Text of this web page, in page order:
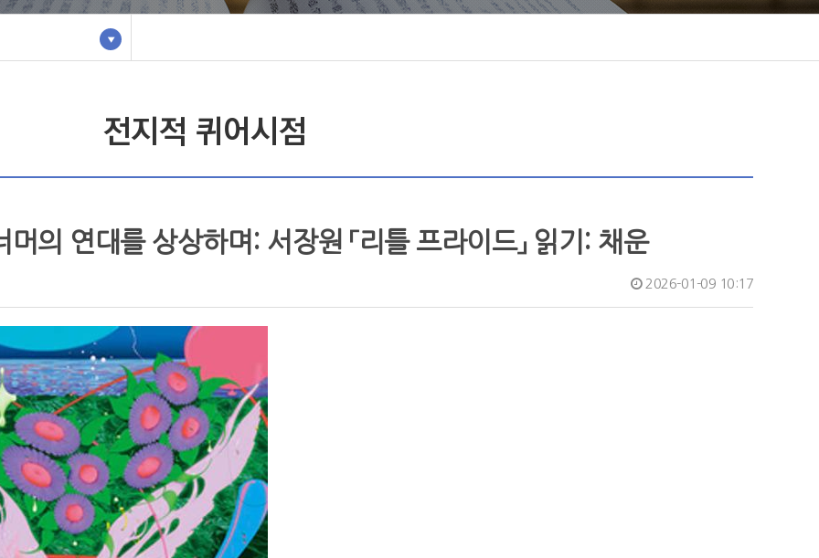
전지적 퀴어시점
의 연대를 상상하며: 서장원 「리틀 프라이드」 읽기: 채운
2026-01-09 10:17